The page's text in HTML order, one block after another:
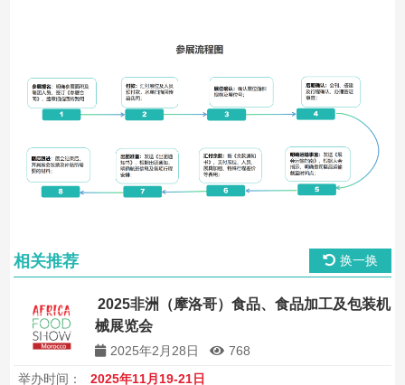
相关推荐 换一换
2025非洲（摩洛哥）食品、食品加工及包装机
械展览会
2025年2月28日
768
举办时间：
2025年11月19-21日